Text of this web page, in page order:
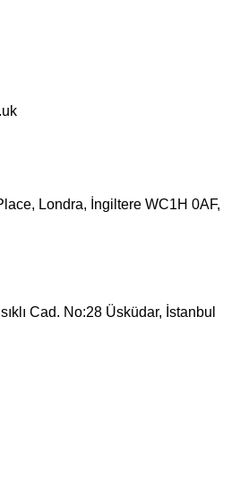
Londra, İngiltere WC1H 0AF,
Cad. No:28 Üsküdar, İstanbul